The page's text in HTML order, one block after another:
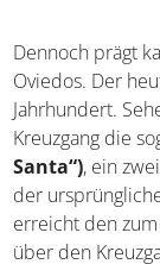
Dennoch prägt
Oviedos. Der
Jahrhundert.
Kreuzgang die
Santa“), ein
der
erreicht den
über den